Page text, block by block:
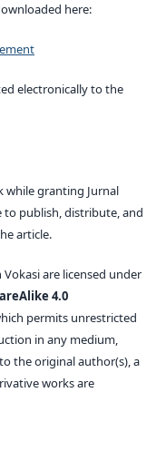
here:
electronically to the
granting Jurnal
to publish, distribute, and
article.
are licensed under
4.0
permits unrestricted
in any medium,
the original author(s), a
works are